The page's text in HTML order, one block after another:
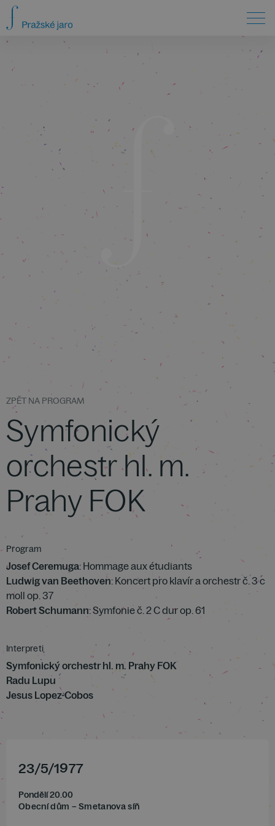
ZPĚT NA PROGRAM
Symfonický
orchestr hl. m.
Prahy FOK
Program
Josef Ceremuga: Hommage aux étudiants
Ludwig van Beethoven: Koncert pro klavír a orchestr č. 3 c
moll op. 37
Robert Schumann: Symfonie č. 2 C dur op. 61
Interpreti
Symfonický orchestr hl. m. Prahy FOK
Radu Lupu
Jesus Lopez-Cobos
23/5/1977
Pondělí 20.00
Obecní dům – Smetanova síň